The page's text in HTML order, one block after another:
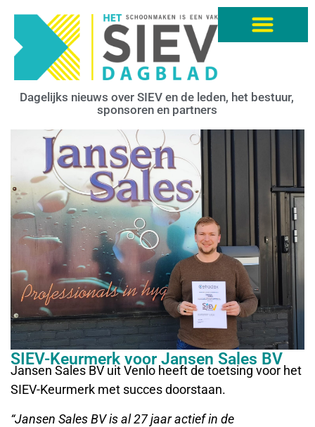
Dagelijks nieuws over SIEV en de leden, het bestuur,
sponsoren en partners
SIEV-Keurmerk voor Jansen Sales BV
Jansen Sales BV uit Venlo heeft de toetsing voor het
SIEV-Keurmerk met succes doorstaan.
“Jansen Sales BV is al 27 jaar actief in de